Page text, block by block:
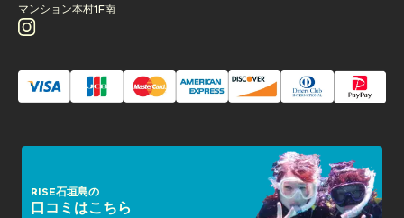
マンション本村1F南
RISE石垣島の
口コミはこちら